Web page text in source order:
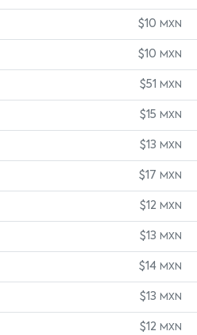
$10 MXN
$10 MXN
$51 MXN
$15 MXN
$13 MXN
$17 MXN
$12 MXN
$13 MXN
$14 MXN
$13 MXN
$12 MXN